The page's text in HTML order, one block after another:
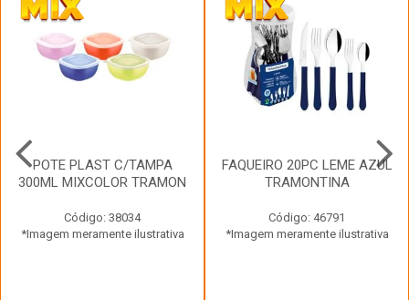
POTE PLAST C/TAMPA
300ML MIXCOLOR TRAMON
Código: 38034
*Imagem meramente ilustrativa
FAQUEIRO 20PC LEME AZUL
TRAMONTINA
Código: 46791
*Imagem meramente ilustrativa